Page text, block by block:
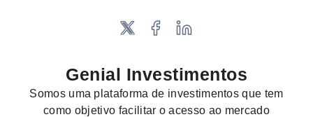
Genial Investimentos
Somos uma plataforma de investimentos que tem
como objetivo facilitar o acesso ao mercado